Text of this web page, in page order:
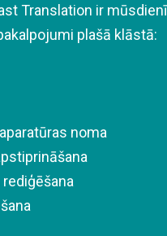
Translation ir
plašā klāstā:
noma